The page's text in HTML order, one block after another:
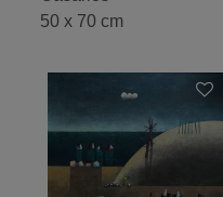
50 x 70 cm